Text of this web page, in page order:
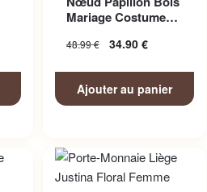
Mariage Costume
48.99€ 34.90 €
Ajouter au panier